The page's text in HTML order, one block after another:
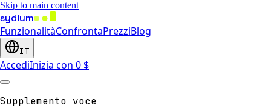
Skip to main content
sydium
FunzionalitàConfrontaPrezziBlog
IT
AccediInizia con 0 $
Supplemento voce